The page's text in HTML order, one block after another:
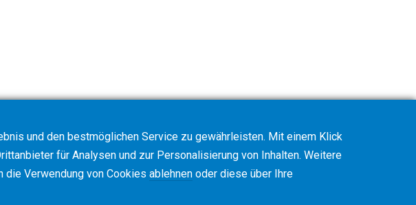
und den bestmöglichen Service zu gewährleisten. Mit einem Klick
für Analysen und zur Personalisierung von Inhalten. Weitere
die Verwendung von Cookies ablehnen oder diese über Ihre